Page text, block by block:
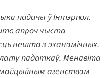
падачы ў Інтэрпол.
апроч чыста
нешта з эканамічных.
падаткаў. Менавіта
агенствам